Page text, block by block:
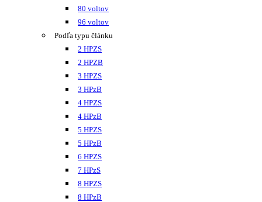
80 voltov
96 voltov
Podľa typu článku
2 HPZS
2 HPZB
3 HPZS
3 HPzB
4 HPZS
4 HPzB
5 HPZS
5 HPzB
6 HPZS
7 HPzS
8 HPZS
8 HPzB